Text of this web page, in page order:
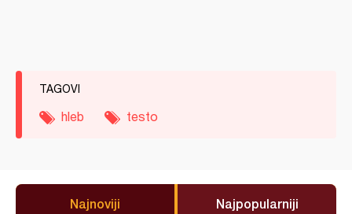
TAGOVI
hleb testo
Najnoviji Najpopularniji